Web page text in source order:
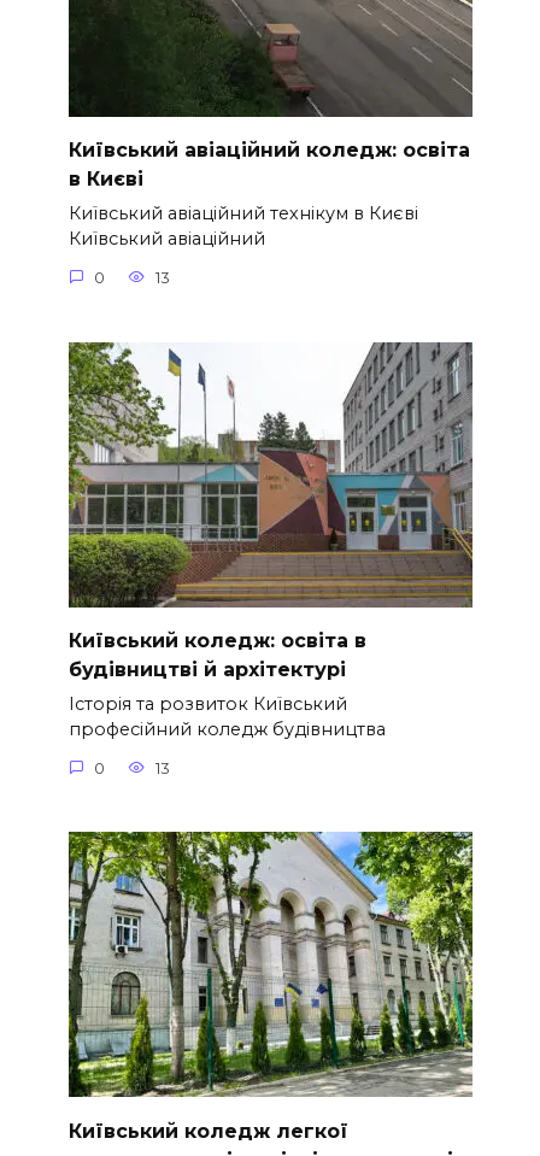
Київський авіаційний коледж: освіта
в Києві
Київський авіаційний технікум в Києві
Київський авіаційний
0 13
Київський коледж: освіта в
будівництві й архітектурі
Історія та розвиток Київський
професійний коледж будівництва
0 13
Київський коледж легкої